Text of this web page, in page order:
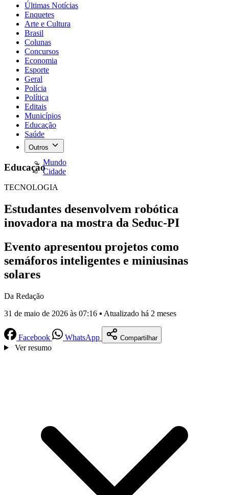
Últimas Notícias
Enquetes
Arte e Cultura
Brasil
Colunas
Concursos
Economia
Esporte
Geral
Polícia
Política
Editais
Municípios
Educação
Saúde
Outros
Mundo
Cidade
Educação
TECNOLOGIA
Estudantes desenvolvem robótica
inovadora na mostra da Seduc-PI
Evento apresentou projetos como
semáforos inteligentes e miniusinas
solares
Da Redação
31 de maio de 2026 às 07:16 ▪ Atualizado há 2 meses
Facebook WhatsApp Compartilhar
Ver resumo